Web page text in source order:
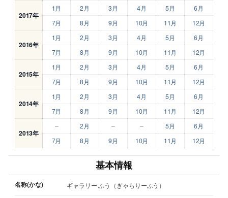
2017年
1月 2月 3月 4月 5月
6月
7月
8月 9月 10月 11月 12月
2016年
1月 2月 3月 4月 5月
6月
7月
8月 9月 10月 11月 12月
2015年
1月 2月 3月 4月 5月
6月
7月
8月 9月 10月 11月 12月
2014年
1月 2月 3月 4月 5月
6月
7月
8月 9月 10月 11月 12月
2013年
– 2月 – – 5月
6月
7月
8月 9月 10月 11月 12月
基本情報
名称(かな) ギャラリー ふう（ぎゃらりーふう）